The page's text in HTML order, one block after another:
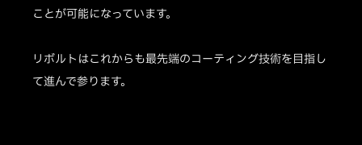
ことが可能になっています。
リボルトはこれからも最先端のコーティング技術を目指し
て進んで参ります。